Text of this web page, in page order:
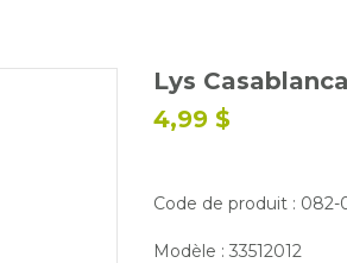
Lys
4,99 $
Code de produit : 082-
Modèle : 33512012